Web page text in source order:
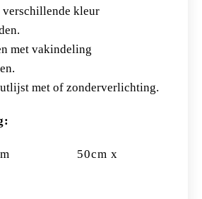
kleur
met vakindeling
met of zonderverlichting.
50cm x